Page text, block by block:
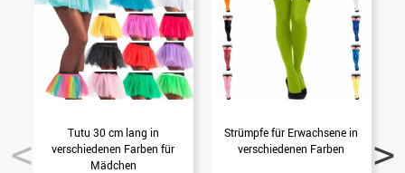
Tutu 30 cm lang in
verschiedenen Farben für
Mädchen
Strümpfe für Erwachsene in
verschiedenen Farben